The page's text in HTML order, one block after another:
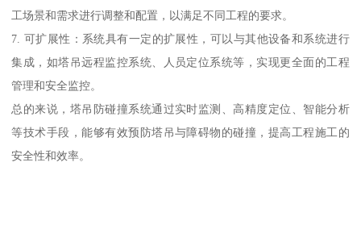
工场景和需求进行调整和配置，以满足不同工程的要求。
7. 可扩展性：系统具有一定的扩展性，可以与其他设备和系统进行
集成，如塔吊远程监控系统、人员定位系统等，实现更全面的工程
管理和安全监控。
总的来说，塔吊防碰撞系统通过实时监测、高精度定位、智能分析
等技术手段，能够有效预防塔吊与障碍物的碰撞，提高工程施工的
安全性和效率。